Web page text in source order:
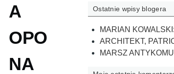
A
OPO
NA
Ostatnie wpisy blogera
MARIAN
ARCHITEKT,
MARSZ